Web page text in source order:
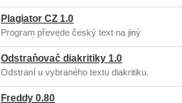
Plagiator CZ 1.0
Program převede český text na jiný
podobný český text.
Odstraňovač diakritiky 1.0
Odstraní u vybraného textu diakritiku.
Freddy 0.80